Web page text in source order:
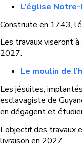
L’église
Construite en 1743,
Les travaux viseront
2027.
Le moulin de
Les jésuites,
esclavagiste de
en dégagent et
L’objectif des
livraison en 2027.